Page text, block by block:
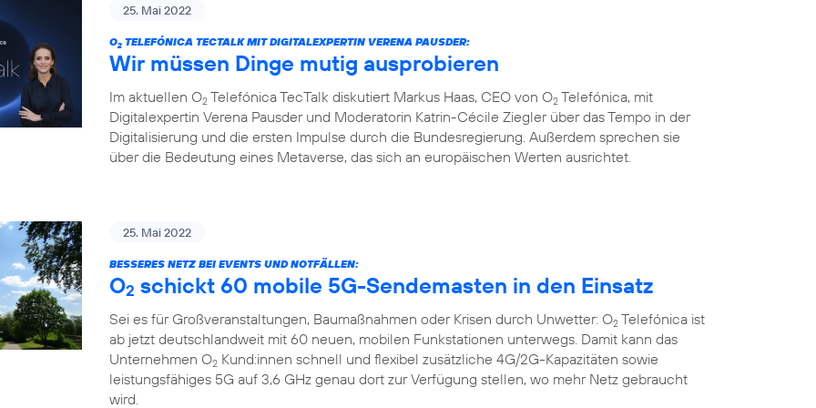
25. Mai 2022
O2 TELEFÓNICA TECTALK MIT DIGITALEXPERTIN VERENA PAUSDER:
Wir müssen Dinge mutig ausprobieren
Im aktuellen O2 Telefónica TecTalk diskutiert Markus Haas, CEO von O2 Telefónica, mit
Digitalexpertin Verena Pausder und Moderatorin Katrin-Cécile Ziegler über das Tempo in der
Digitalisierung und die ersten Impulse durch die Bundesregierung. Außerdem sprechen sie
über die Bedeutung eines Metaverse, das sich an europäischen Werten ausrichtet.
25. Mai 2022
BESSERES NETZ BEI EVENTS UND NOTFÄLLEN:
O2 schickt 60 mobile 5G-Sendemasten in den Einsatz
Sei es für Großveranstaltungen, Baumaßnahmen oder Krisen durch Unwetter: O2 Telefónica ist
ab jetzt deutschlandweit mit 60 neuen, mobilen Funkstationen unterwegs. Damit kann das
Unternehmen O2 Kund:innen schnell und flexibel zusätzliche 4G/2G-Kapazitäten sowie
leistungsfähiges 5G auf 3,6 GHz genau dort zur Verfügung stellen, wo mehr Netz gebraucht
wird.